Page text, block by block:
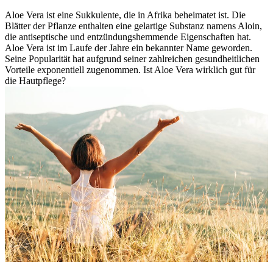
Aloe Vera ist eine Sukkulente, die in Afrika beheimatet ist. Die
Blätter der Pflanze enthalten eine gelartige Substanz namens Aloin,
die antiseptische und entzündungshemmende Eigenschaften hat.
Aloe Vera ist im Laufe der Jahre ein bekannter Name geworden.
Seine Popularität hat aufgrund seiner zahlreichen gesundheitlichen
Vorteile exponentiell zugenommen. Ist Aloe Vera wirklich gut für
die Hautpflege?